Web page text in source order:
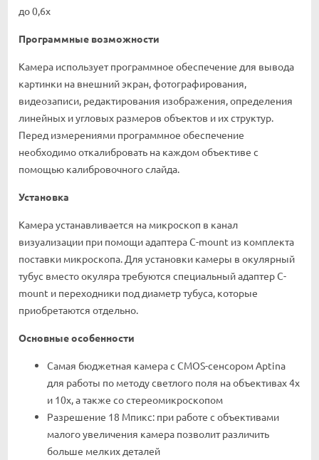
до 0,6х
Программные возможности
Камера использует программное обеспечение для вывода
картинки на внешний экран, фотографирования,
видеозаписи, редактирования изображения, определения
линейных и угловых размеров объектов и их структур.
Перед измерениями программное обеспечение
необходимо откалибровать на каждом объективе с
помощью калибровочного слайда.
Установка
Камера устанавливается на микроскоп в канал
визуализации при помощи адаптера C-mount из комплекта
поставки микроскопа. Для установки камеры в окулярный
тубус вместо окуляра требуются специальный адаптер C-
mount и переходники под диаметр тубуса, которые
приобретаются отдельно.
Основные особенности
Самая бюджетная камера с CMOS-сенсором Aptina
для работы по методу светлого поля на объективах 4х
и 10х, а также со стереомикроскопом
Разрешение 18 Мпикс: при работе с объективами
малого увеличения камера позволит различить
больше мелких деталей